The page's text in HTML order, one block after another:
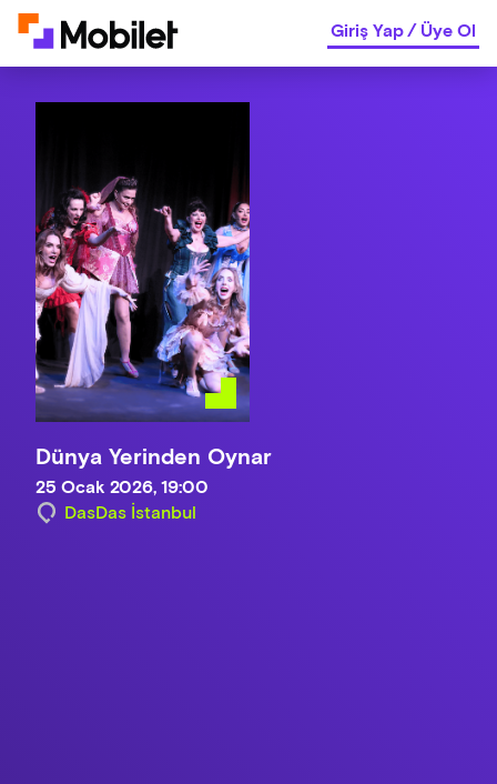
Giriş Yap/Üye Ol
Dünya Yerinden Oynar
25 Ocak 2026, 19:00
DasDas İstanbul